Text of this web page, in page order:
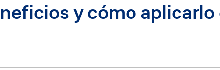
Renovación tejado
Renovación terraza
y cómo